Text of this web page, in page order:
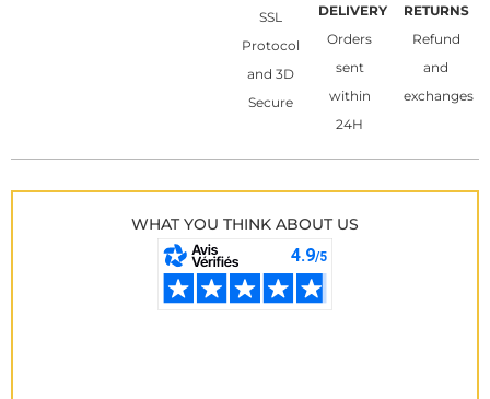
SSL
Protocol
and 3D
Secure
DELIVERY
Orders
sent
within
24H
RETURNS
Refund
and
exchanges
WHAT YOU THINK ABOUT US